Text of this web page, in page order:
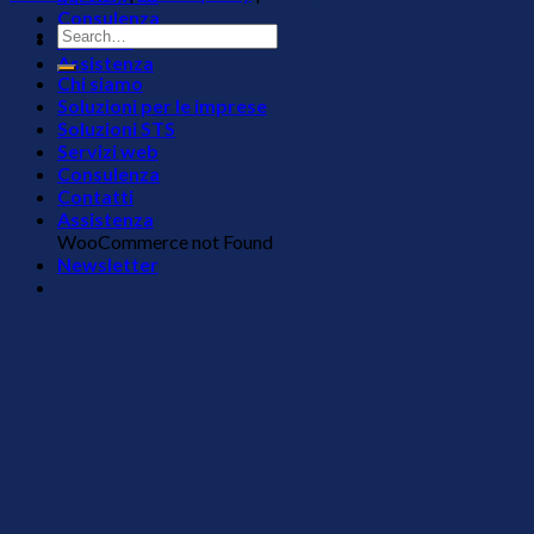
Consulenza
Contatti
Assistenza
Chi siamo
Soluzioni per le imprese
Soluzioni STS
Servizi web
Consulenza
Contatti
Assistenza
WooCommerce not Found
Newsletter